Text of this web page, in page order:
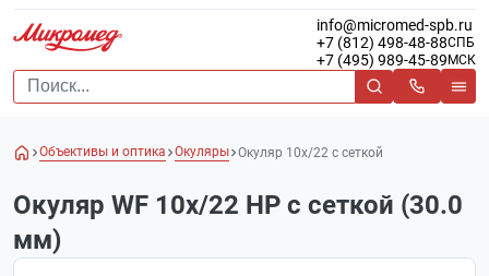
info@micromed-spb.ru
+7 (812) 498-48-88СПБ
+7 (495) 989-45-89 МСК
Объективы и оптика Окуляры Окуляр 10х/22 с сеткой
Окуляр WF 10x/22 HP с сеткой (30.0
мм)